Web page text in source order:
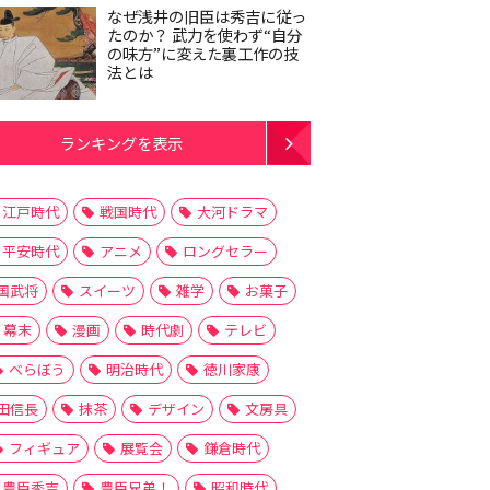
なぜ浅井の旧臣は秀吉に従っ
たのか？ 武力を使わず“自分
の味方”に変えた裏工作の技
法とは
ランキングを表示
江戸時代 戦国時代
大河ドラマ
平安時代
アニメ
ロングセラー
武将
スイーツ 雑学
お菓子
幕末
漫画 時代劇
テレビ
べらぼう
明治時代
徳川家康
信長
抹茶 デザイン
文房具
フィギュア
展覧会
鎌倉時代